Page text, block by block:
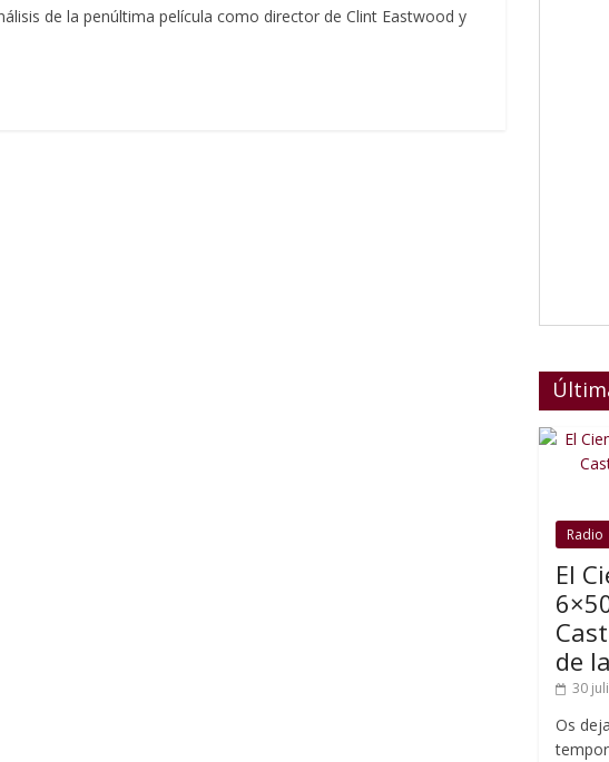
de la penúltima película como director de Clint Eastwood y
Radio
El
de
30
Os